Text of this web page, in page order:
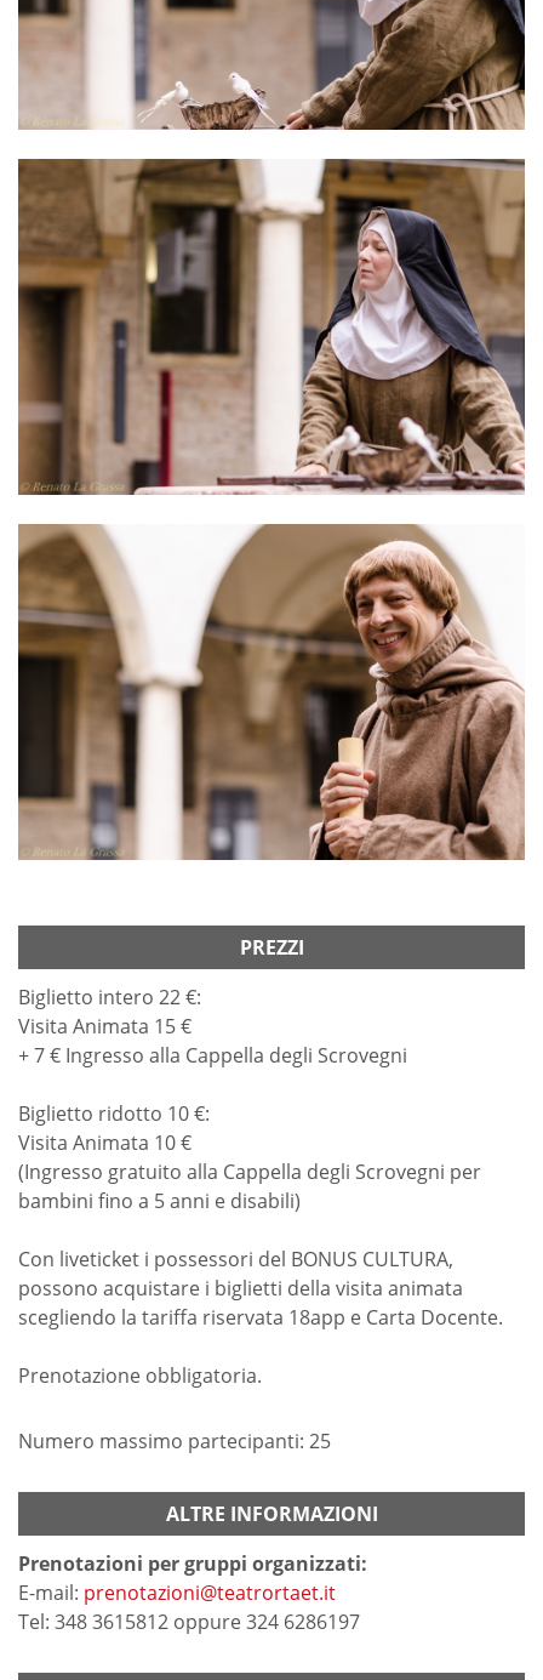
PREZZI
Biglietto intero 22 €:
Visita Animata 15 €
+ 7 € Ingresso alla Cappella degli Scrovegni
Biglietto ridotto 10 €:
Visita Animata 10 €
(Ingresso gratuito alla Cappella degli Scrovegni per
bambini fino a 5 anni e disabili)
Con liveticket i possessori del BONUS CULTURA,
possono acquistare i biglietti della visita animata
scegliendo la tariffa riservata 18app e Carta Docente.
Prenotazione obbligatoria.
Numero massimo partecipanti: 25
ALTRE INFORMAZIONI
Prenotazioni per gruppi organizzati:
E-mail: prenotazioni@teatrortaet.it
Tel: 348 3615812 oppure 324 6286197